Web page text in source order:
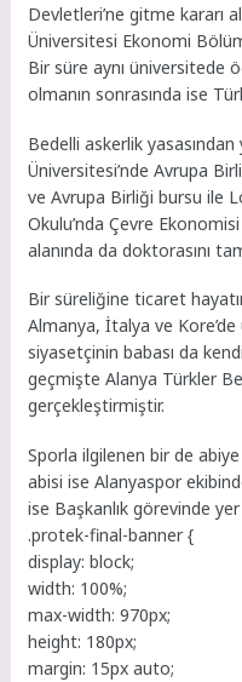
Devletleri’ne gitme kararı
Üniversitesi Ekonomi
Bir süre aynı üniversitede
olmanın sonrasında ise
Bedelli askerlik
Üniversitesi’nde Avrupa
ve Avrupa Birliği bursu ile
Okulu’nda Çevre
alanında da doktorasını
Bir süreliğine ticaret
Almanya, İtalya ve
siyasetçinin babası da
geçmişte Alanya Türkler
gerçekleştirmiştir.
Sporla ilgilenen bir de
abisi ise Alanyaspor
ise Başkanlık görevinde yer
.protek-final-banner {
display: block;
width: 100%;
max-width: 970px;
height: 180px;
margin: 15px auto;